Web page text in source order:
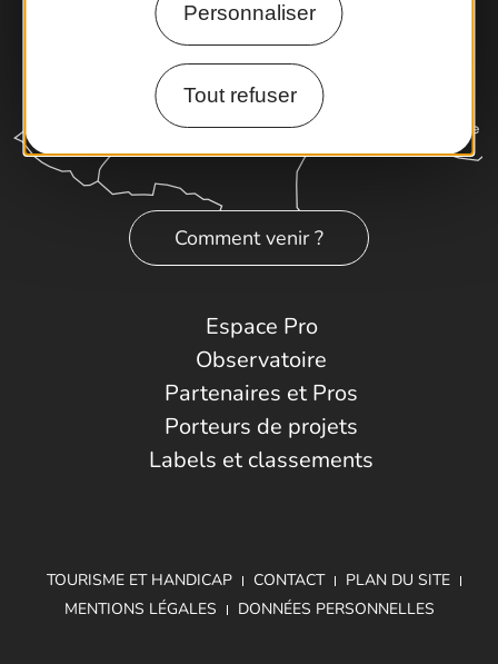
Personnaliser
Tout refuser
Comment venir ?
Espace Pro
Observatoire
Partenaires et Pros
Porteurs de projets
Labels et classements
TOURISME ET HANDICAP CONTACT
PLAN DU SITE
MENTIONS LÉGALES
DONNÉES PERSONNELLES